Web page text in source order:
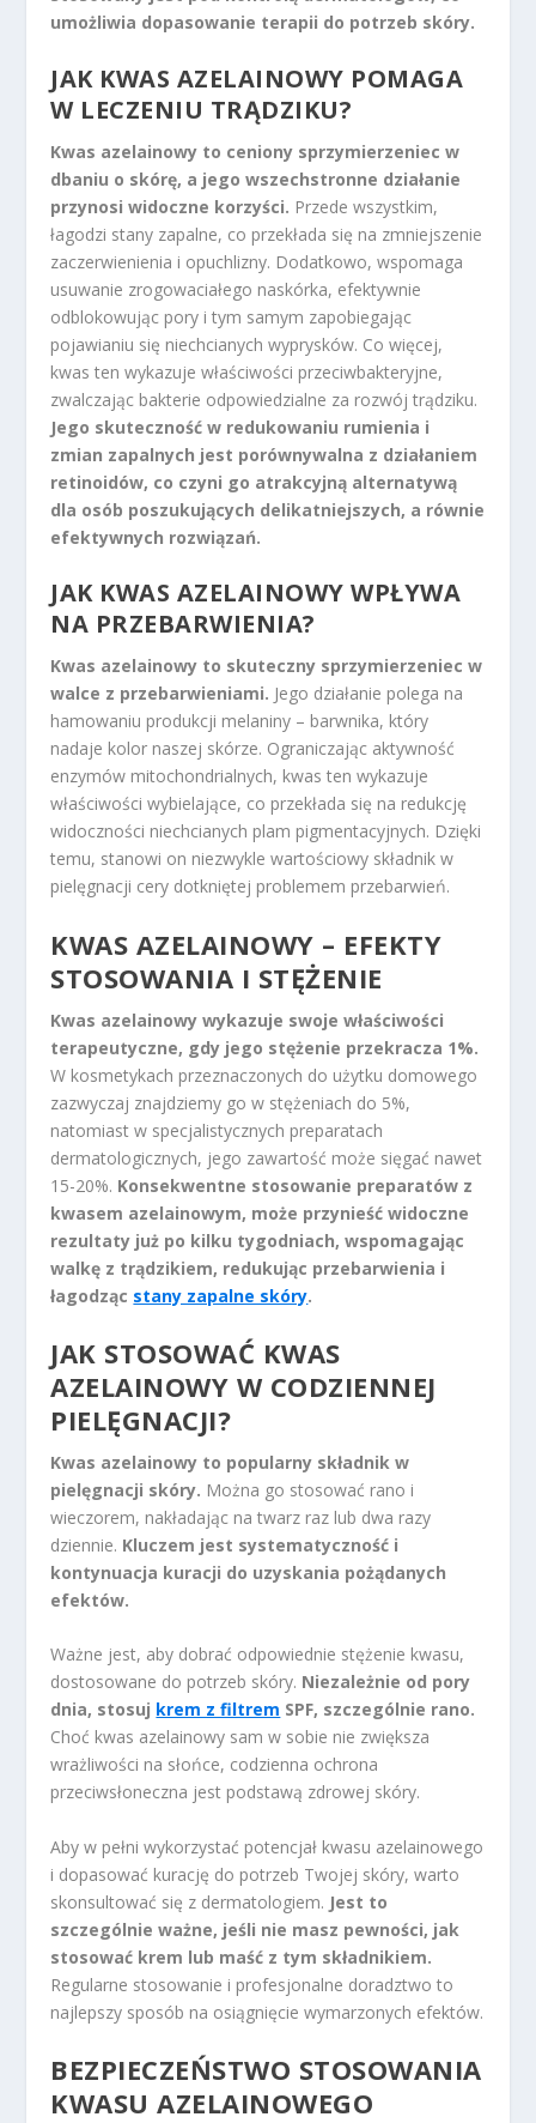
umożliwia dopasowanie terapii do potrzeb skóry.
JAK KWAS AZELAINOWY POMAGA
W LECZENIU TRĄDZIKU?
Kwas azelainowy to ceniony sprzymierzeniec w
dbaniu o skórę, a jego wszechstronne działanie
przynosi widoczne korzyści. Przede wszystkim,
łagodzi stany zapalne, co przekłada się na zmniejszenie
zaczerwienienia i opuchlizny. Dodatkowo, wspomaga
usuwanie zrogowaciałego naskórka, efektywnie
odblokowując pory i tym samym zapobiegając
pojawianiu się niechcianych wyprysków. Co więcej,
kwas ten wykazuje właściwości przeciwbakteryjne,
zwalczając bakterie odpowiedzialne za rozwój trądziku.
Jego skuteczność w redukowaniu rumienia i
zmian zapalnych jest porównywalna z działaniem
retinoidów, co czyni go atrakcyjną alternatywą
dla osób poszukujących delikatniejszych, a równie
efektywnych rozwiązań.
JAK KWAS AZELAINOWY WPŁYWA
NA PRZEBARWIENIA?
Kwas azelainowy to skuteczny sprzymierzeniec w
walce z przebarwieniami. Jego działanie polega na
hamowaniu produkcji melaniny – barwnika, który
nadaje kolor naszej skórze. Ograniczając aktywność
enzymów mitochondrialnych, kwas ten wykazuje
właściwości wybielające, co przekłada się na redukcję
widoczności niechcianych plam pigmentacyjnych. Dzięki
temu, stanowi on niezwykle wartościowy składnik w
pielęgnacji cery dotkniętej problemem przebarwień.
KWAS AZELAINOWY – EFEKTY
STOSOWANIA I STĘŻENIE
Kwas azelainowy wykazuje swoje właściwości
terapeutyczne, gdy jego stężenie przekracza 1%.
W kosmetykach przeznaczonych do użytku domowego
zazwyczaj znajdziemy go w stężeniach do 5%,
natomiast w specjalistycznych preparatach
dermatologicznych, jego zawartość może sięgać nawet
15-20%. Konsekwentne stosowanie preparatów z
kwasem azelainowym, może przynieść widoczne
rezultaty już po kilku tygodniach, wspomagając
walkę z trądzikiem, redukując przebarwienia i
łagodząc stany zapalne skóry.
JAK STOSOWAĆ KWAS
AZELAINOWY W CODZIENNEJ
PIELĘGNACJI?
Kwas azelainowy to popularny składnik w
pielęgnacji skóry. Można go stosować rano i
wieczorem, nakładając na twarz raz lub dwa razy
dziennie. Kluczem jest systematyczność i
kontynuacja kuracji do uzyskania pożądanych
efektów.
Ważne jest, aby dobrać odpowiednie stężenie kwasu,
dostosowane do potrzeb skóry. Niezależnie od pory
dnia, stosuj krem z filtrem SPF, szczególnie rano.
Choć kwas azelainowy sam w sobie nie zwiększa
wrażliwości na słońce, codzienna ochrona
przeciwsłoneczna jest podstawą zdrowej skóry.
Aby w pełni wykorzystać potencjał kwasu azelainowego
i dopasować kurację do potrzeb Twojej skóry, warto
skonsultować się z dermatologiem. Jest to
szczególnie ważne, jeśli nie masz pewności, jak
stosować krem lub maść z tym składnikiem.
Regularne stosowanie i profesjonalne doradztwo to
najlepszy sposób na osiągnięcie wymarzonych efektów.
BEZPIECZEŃSTWO STOSOWANIA
KWASU AZELAINOWEGO